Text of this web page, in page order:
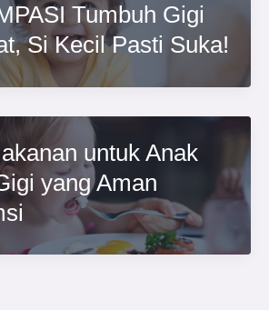
Tumbuh Gigi
Si Kecil Pasti Suka!
untuk Anak
yang Aman